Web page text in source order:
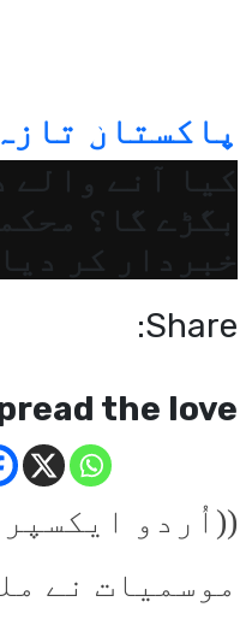
پاکستان
کیا آنے والے
بگڑے گا؟
خبردار کر دیا
Share:
the love
((اُردو
موسمیات نے